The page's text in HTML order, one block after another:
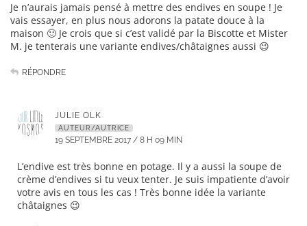
Je n’aurais jamais pensé à mettre des endives en soupe ! Je
vais essayer, en plus nous adorons la patate douce à la
maison 🙂 Je crois que si c’est validé par la Biscotte et Mister
M. je tenterais une variante endives/châtaignes aussi 😉
RÉPONDRE
JULIE OLK
AUTEUR/AUTRICE
19 SEPTEMBRE 2017 / 8 H 09 MIN
L’endive est très bonne en potage. Il y a aussi la soupe de
crème d’endives si tu veux tenter. Je suis impatiente d’avoir
votre avis en tous les cas ! Très bonne idée la variante
châtaignes 😉